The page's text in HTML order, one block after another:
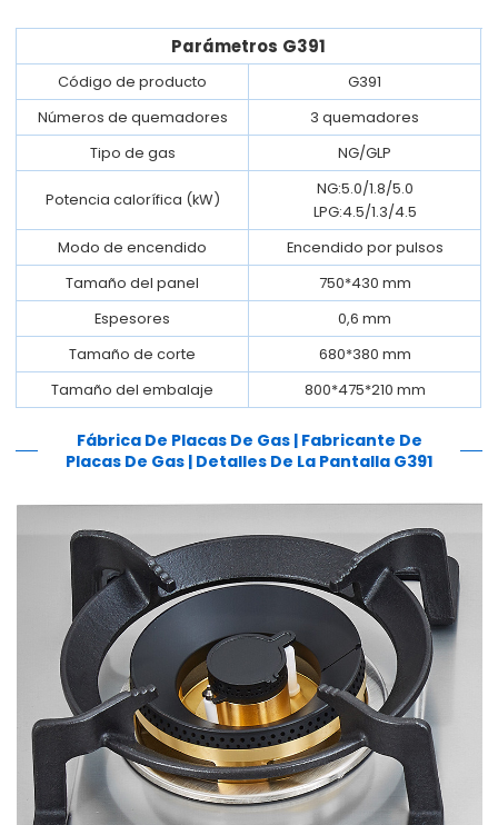
Parámetros G391
Código de producto
G391
Números de quemadores
3 quemadores
Tipo de gas
NG/GLP
Potencia calorífica (kW)
NG:5.0/1.8/5.0
LPG:4.5/1.3/4.5
Modo de encendido
Encendido por pulsos
Tamaño del panel
750*430 mm
Espesores
0,6 mm
Tamaño de corte
680*380 mm
Tamaño del embalaje
800*475*210 mm
Fábrica De Placas De Gas | Fabricante De
Placas De Gas | Detalles De La Pantalla G391